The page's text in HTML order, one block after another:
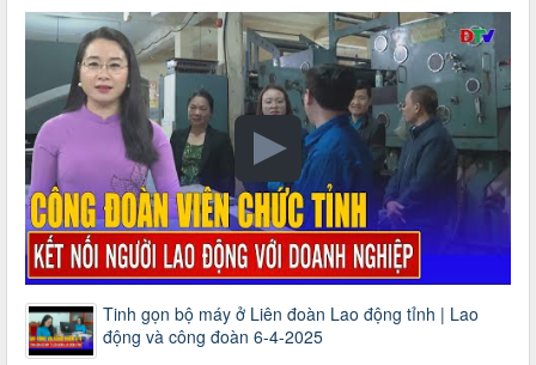
Tinh gọn bộ máy ở Liên đoàn Lao động tỉnh | Lao
động và công đoàn 6-4-2025